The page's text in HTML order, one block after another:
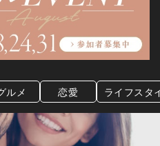
ルメ 恋愛 ライフスタ